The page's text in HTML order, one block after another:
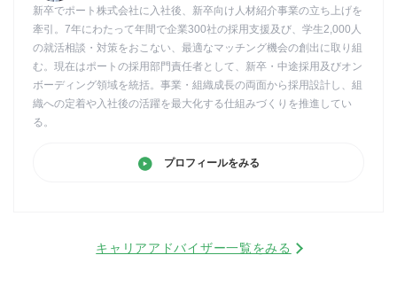
新卒でポート株式会社に入社後、新卒向け人材紹介事業の立ち上げを
牽引。7年にわたって年間で企業300社の採用支援及び、学生2,000人
の就活相談・対策をおこない、最適なマッチング機会の創出に取り組
む。現在はポートの採用部門責任者として、新卒・中途採用及びオン
ボーディング領域を統括。事業・組織成長の両面から採用設計し、組
織への定着や入社後の活躍を最大化する仕組みづくりを推進してい
る。
プロフィールをみる
キャリアアドバイザー一覧をみる